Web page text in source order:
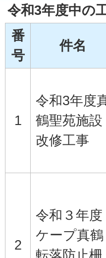
令和3年度中の
番
号
件名
1
令和3年度
鶴聖苑施設
改修工事
2
令和３年度
ケープ真鶴
転落防止柵